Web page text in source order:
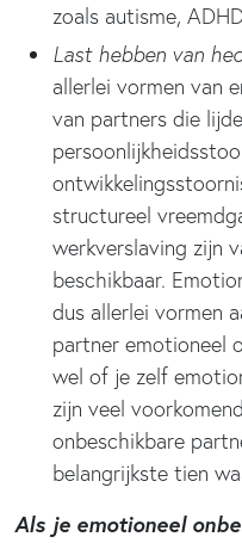
zoals autisme,
Last hebben van
allerlei vormen van
van partners die
structureel
werkverslaving zijn
beschikbaar.
dus allerlei vormen
partner emotioneel
wel of je zelf
zijn veel
onbeschikbare
belangrijkste tien
Als je emotioneel